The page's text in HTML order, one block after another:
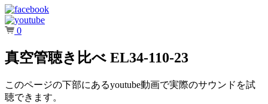
0
真空管聴き比べ EL34-110-23
このページの下部にあるyoutube動画で実際のサウンドを試
聴できます。